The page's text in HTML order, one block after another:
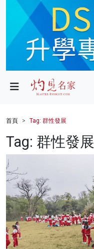
政局
財經
健康
商業
科技
影片
名家榜
首頁 Tag: 群性發展
Tag: 群性發展